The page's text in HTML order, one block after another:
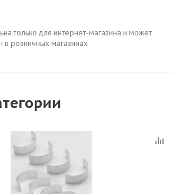
только для интернет-магазина и может
в розничных магазинах